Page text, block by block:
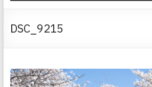
DSC_9215